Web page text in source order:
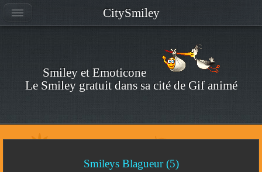
Smiley et Emoticone
Le Smiley gratuit dans sa cité de Gif animé
Smileys Blagueur (5)
CitySmiley